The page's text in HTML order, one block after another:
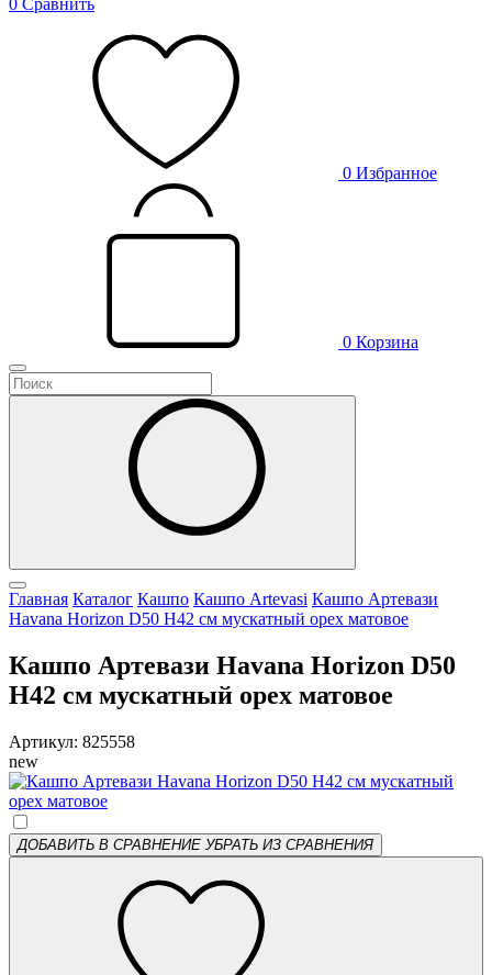
0 Сравнить
0 Избранное
0 Корзина
Главная Каталог Кашпо Кашпо Artevasi Кашпо Артевази
Havana Horizon D50 H42 см мускатный орех матовое
Кашпо Артевази Havana Horizon D50
H42 см мускатный орех матовое
Артикул: 825558
new
ДОБАВИТЬ В СРАВНЕНИЕ УБРАТЬ ИЗ СРАВНЕНИЯ